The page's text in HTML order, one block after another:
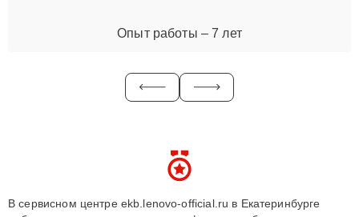
Опыт работы – 7 лет
В сервисном центре ekb.lenovo-official.ru в Екатеринбурге